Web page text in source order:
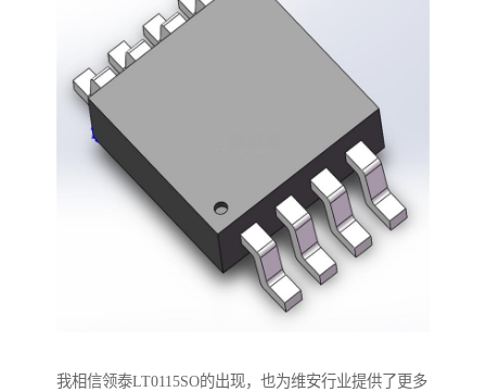
我相信领泰LT0115SO的出现，也为维安行业提供了更多